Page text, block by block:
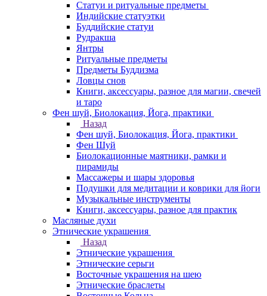
Статуи и ритуальные предметы
Индийские статуэтки
Буддийские статуи
Рудракша
Янтры
Ритуальные предметы
Предметы Буддизма
Ловцы снов
Книги, аксессуары, разное для магии, свечей
и таро
Фен шуй, Биолокация, Йога, практики
Назад
Фен шуй, Биолокация, Йога, практики
Фен Шуй
Биолокационные маятники, рамки и
пирамиды
Массажеры и шары здоровья
Подушки для медитации и коврики для йоги
Музыкальные инструменты
Книги, аксессуары, разное для практик
Масляные духи
Этнические украшения
Назад
Этнические украшения
Этнические серьги
Восточные украшения на шею
Этнические браслеты